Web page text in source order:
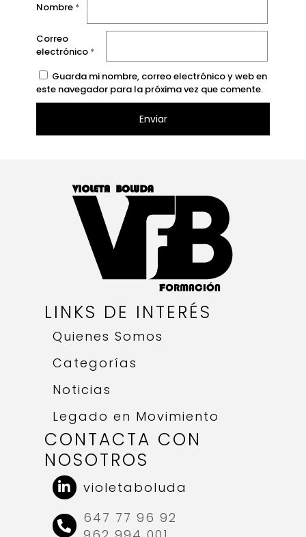
Nombre *
Correo
electrónico *
Guarda mi nombre, correo electrónico y web en
este navegador para la próxima vez que comente.
LINKS DE INTERÉS
Quienes Somos
Categorías
Noticias
Legado en Movimiento
CONTACTA CON
NOSOTROS
violetaboluda
647 77 96 92